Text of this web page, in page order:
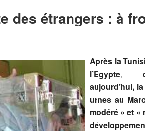
des étrangers : à
Après la
l’Egypte,
aujourd’hui,
urnes au
modéré » et